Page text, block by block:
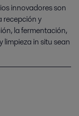
innovadores son
recepción y
la fermentación,
in situ sean